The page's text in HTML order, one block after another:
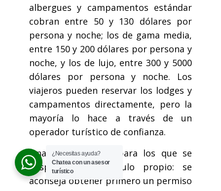
albergues y campamentos estándar
cobran entre 50 y 130 dólares por
persona y noche; los de gama media,
entre 150 y 200 dólares por persona y
noche, y los de lujo, entre 300 y 5000
dólares por persona y noche. Los
viajeros pueden reservar los lodges y
campamentos directamente, pero la
mayoría lo hace a través de un
operador turístico de confianza.
Una nota especial para los que se
desplacen en vehículo propio: se
aconseja obtener primero un permiso
¿Necesitas ayuda?
Chatea con un asesor
turístico